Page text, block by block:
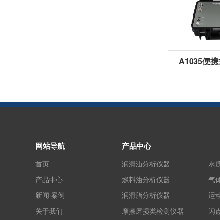
A1035便
网站导航
首页
产品中心
新闻·案例
关于我们
产品中心
润滑油分析仪器
燃料油分析仪器
润滑脂分析仪器
摩擦磨损类检测仪器
水
气
运
闪